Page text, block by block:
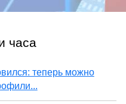
часа
теперь можно